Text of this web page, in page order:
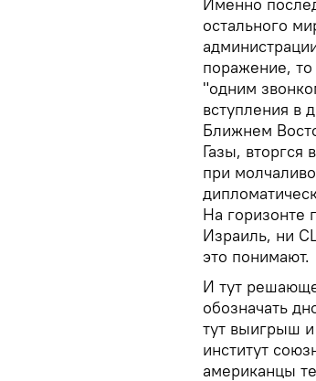
остального
поражение,
"одним
вступления в
Ближнем
Газы,
при
На горизонте
Израиль, ни
это понимают.
И тут
обозначать
тут выигрыш
институт
американцы